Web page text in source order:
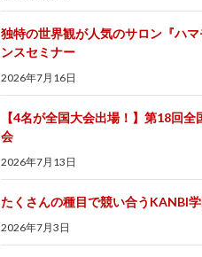
独特の世界観が人気のサロン『ハ
ンスセミナー
2026年7月16日
【4名が全国大会出場！】第18回
会
2026年7月13日
たくさんの種目で競い合うKANBI
2026年7月3日